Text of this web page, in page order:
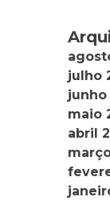
julho
junho
maio
abril